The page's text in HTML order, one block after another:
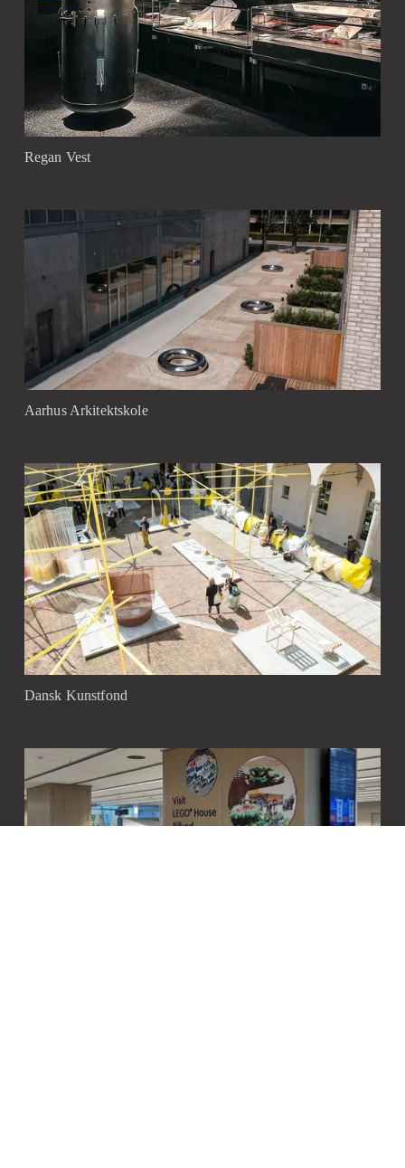
Regan Vest
Aarhus Arkitektskole
Dansk Kunstfond